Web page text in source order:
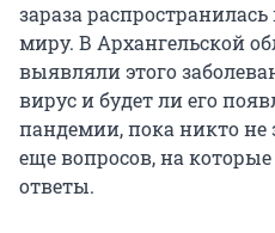
зараза
миру. В Архангельской
выявляли этого
вирус и будет ли его
пандемии, пока никто
еще вопросов, на
ответы.